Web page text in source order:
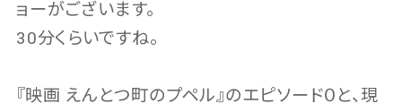
ョーがございます。
30分くらいですね。
『映画 えんとつ町のプペル』のエピソード０と、現